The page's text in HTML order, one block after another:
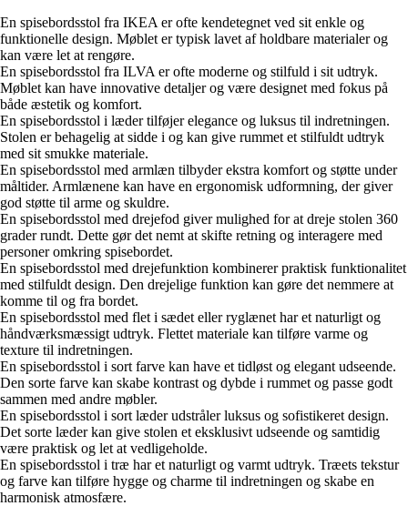
En spisebordsstol fra IKEA er ofte kendetegnet ved sit enkle og
funktionelle design. Møblet er typisk lavet af holdbare materialer og
kan være let at rengøre.
En spisebordsstol fra ILVA er ofte moderne og stilfuld i sit udtryk.
Møblet kan have innovative detaljer og være designet med fokus på
både æstetik og komfort.
En spisebordsstol i læder tilføjer elegance og luksus til indretningen.
Stolen er behagelig at sidde i og kan give rummet et stilfuldt udtryk
med sit smukke materiale.
En spisebordsstol med armlæn tilbyder ekstra komfort og støtte under
måltider. Armlænene kan have en ergonomisk udformning, der giver
god støtte til arme og skuldre.
En spisebordsstol med drejefod giver mulighed for at dreje stolen 360
grader rundt. Dette gør det nemt at skifte retning og interagere med
personer omkring spisebordet.
En spisebordsstol med drejefunktion kombinerer praktisk funktionalitet
med stilfuldt design. Den drejelige funktion kan gøre det nemmere at
komme til og fra bordet.
En spisebordsstol med flet i sædet eller ryglænet har et naturligt og
håndværksmæssigt udtryk. Flettet materiale kan tilføre varme og
texture til indretningen.
En spisebordsstol i sort farve kan have et tidløst og elegant udseende.
Den sorte farve kan skabe kontrast og dybde i rummet og passe godt
sammen med andre møbler.
En spisebordsstol i sort læder udstråler luksus og sofistikeret design.
Det sorte læder kan give stolen et eksklusivt udseende og samtidig
være praktisk og let at vedligeholde.
En spisebordsstol i træ har et naturligt og varmt udtryk. Træets tekstur
og farve kan tilføre hygge og charme til indretningen og skabe en
harmonisk atmosfære.